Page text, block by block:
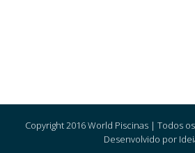
Copyright 2016 World Piscinas | Todos
Desenvolvido por